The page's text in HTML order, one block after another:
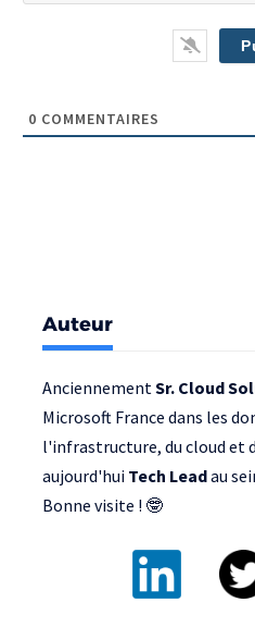
0 COMMENTAIRES
Auteur
Anciennement Sr. Cloud
Microsoft France dans les
l'infrastructure, du cloud et
aujourd'hui Tech Leadau
Bonne visite ! 🤓